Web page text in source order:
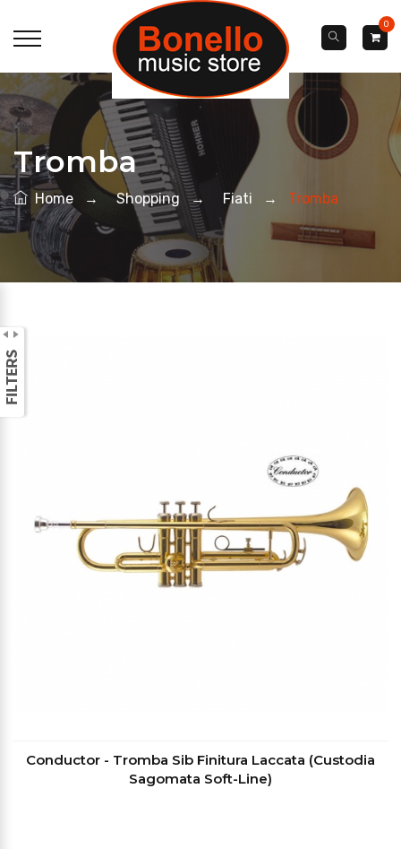
0
Tromba
Home → Shopping → Fiati → Tromba
Conductor - Tromba Sib Finitura Laccata (Custodia
Sagomata Soft-Line)